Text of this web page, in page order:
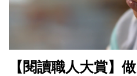
【閱讀職人大賞】